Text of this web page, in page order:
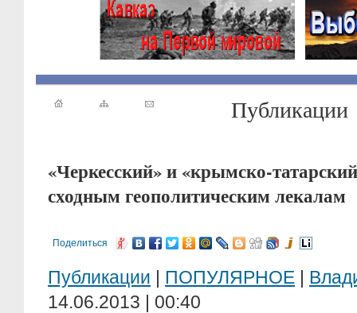
Публикации
«Черкесский» и «крымско-
сходным геополитическим лекалам
Поделиться
Публикации | ПОПУЛЯРНОЕ |
14.06.2013 | 00:40